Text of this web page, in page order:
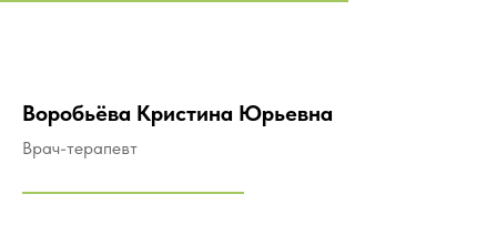
Воробьёва Кристина Юрьевна
Врач-терапевт